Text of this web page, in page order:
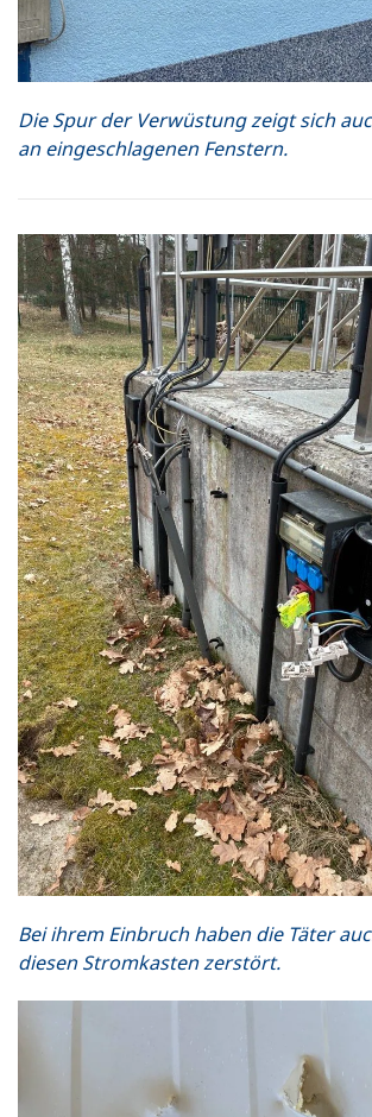
Die Spur der Verwüstung zeigt sich
an eingeschlagenen Fenstern.
Bei ihrem Einbruch haben die Täter
diesen Stromkasten zerstört.